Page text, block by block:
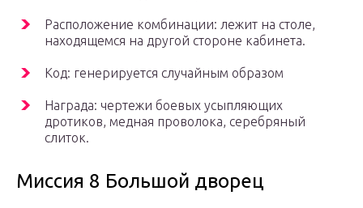
Расположение комбинации: лежит на столе,
находящемся на другой стороне кабинета.
Код: генерируется случайным образом
Награда: чертежи боевых усыпляющих
дротиков, медная проволока, серебряный
слиток.
Миссия 8 Большой дворец